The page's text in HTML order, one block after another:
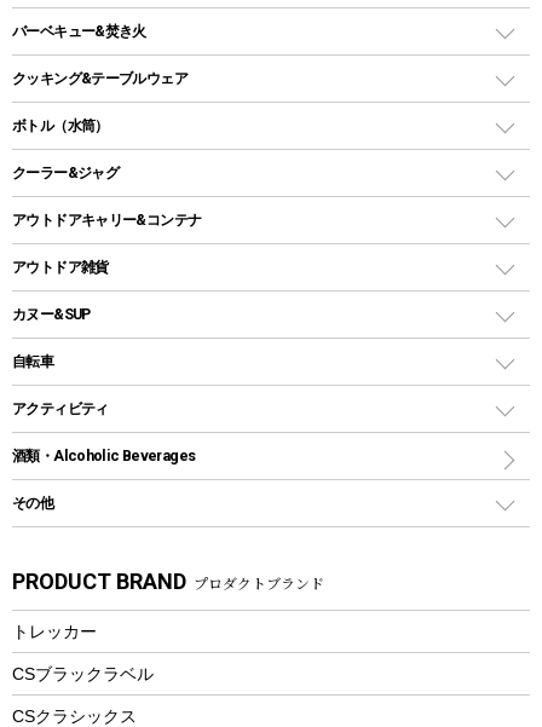
タープ
スクエアタープ（レクタタープ）
メッシュタープ
自立式タープ
パラソル
テントアクセサリー
ペグ
グランドシート
ガイドロープ
ツール
ガスランタン
オイルランタン
LEDライト
ヘッドライト
キャンドル
ガスバーナー
ガス缶
ガストーチ、ライター
バーベキュー&焚き火
バーベキューコンロ、グリル
焚き火台タイプ（ロースタイル）グリル
卓上タイプグリル
パーティータイプグリル
鉄板、アミ
焚き火台&ストーブ
火起こし
バーベキューツール
クッキング&テーブルウェア
ダッチオーブン
ホットサンドメーカー
クッカーセット
シェラカップ
クッキングツール
ナイフ
カトラリー
マグカップ、カップ
ステンレスボトル
フードボトル
ボトル（水筒）
ステンレスボトル
コップ付きタイプ
ワンタッチタイプ
プラスチックボトル
ディズニーボトル
クーラー&ジャグ
クーラーボックス
クーラーバッグ
ウォータージャグ
保冷剤
アウトドアキャリー&コンテナ
アウトドアキャリー
アウトドア雑貨
バックパック&バッグ
リュック、バックパック
トートバッグ、サコッシュ
ショッピングキャリー
その他アウトドア雑貨
スプレー関係
ツール、他
カヌー&SUP
インフレータブル
カヤック
パドル
ヘルメット
エアーポンプ
アクセサリー
自転車
折りたたみ自転車
スポーツサイクル
シティサイクル
自転車ウェア
アクティビティ
マリン
ラッシュガード
パラソル
フローティングベスト
ヘルメット
酒類・Alcoholic Beverages
その他
湯たんぽ
防災用品
PRODUCT BRAND プロダクトブランド
トレッカー
CSブラックラベル
CSクラシックス